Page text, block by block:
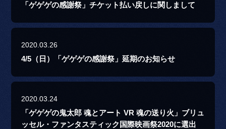
「ゲゲゲの感謝祭」チケット払い戻しに関しまして
2020.03.26
4/5（日）「ゲゲゲの感謝祭」延期のお知らせ
2020.03.24
「ゲゲゲの鬼太郎 魂とアート VR 魂の送り火」ブリュ
ッセル・ファンタスティック国際映画祭2020に選出